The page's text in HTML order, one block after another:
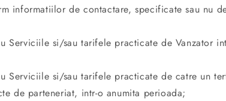
informatiilor de contactare, specificate sau nu
Serviciile si/sau tarifele practicate de Vanzator
Serviciile si/sau tarifele practicate de catre un
de parteneriat, intr-o anumita perioada;